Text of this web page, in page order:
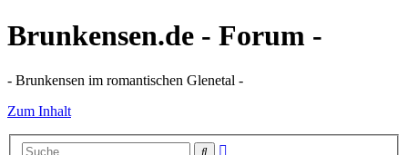
Brunkensen.de - Forum -
- Brunkensen im romantischen Glenetal -
Zum Inhalt
Suche